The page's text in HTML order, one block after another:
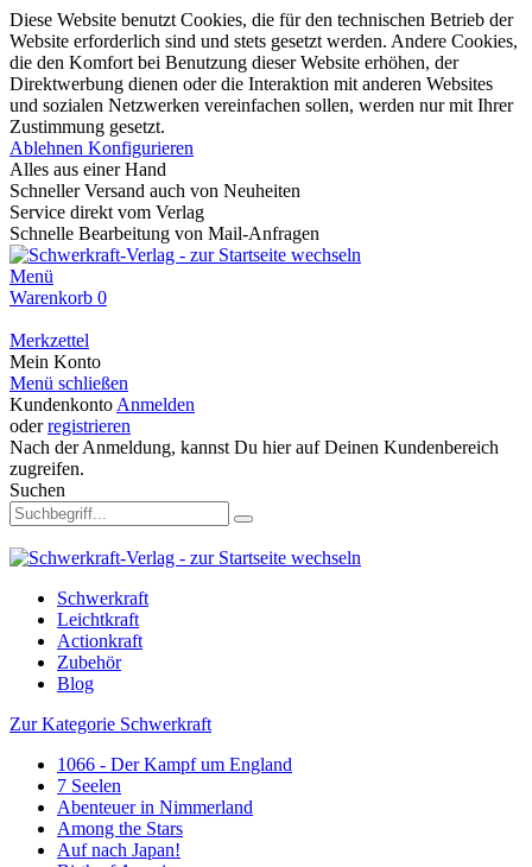
Diese Website benutzt Cookies, die für den technischen Betrieb der
Website erforderlich sind und stets gesetzt werden. Andere Cookies,
die den Komfort bei Benutzung dieser Website erhöhen, der
Direktwerbung dienen oder die Interaktion mit anderen Websites
und sozialen Netzwerken vereinfachen sollen, werden nur mit Ihrer
Zustimmung gesetzt.
Ablehnen Konfigurieren
Alles aus einer Hand
Schneller Versand auch von Neuheiten
Service direkt vom Verlag
Schnelle Bearbeitung von Mail-Anfragen
Menü
Warenkorb 0
Merkzettel
Mein Konto
Menü schließen
Kundenkonto Anmelden
oderregistrieren
Nach der Anmeldung, kannst Du hier auf Deinen Kundenbereich
zugreifen.
Suchen
Schwerkraft
Leichtkraft
Actionkraft
Zubehör
Blog
Zur Kategorie Schwerkraft
1066 - Der Kampf um England
7 Seelen
Abenteuer in Nimmerland
Among the Stars
Auf nach Japan!